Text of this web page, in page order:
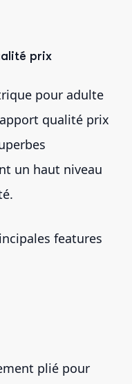
prix
pour adulte
qualité prix
un haut niveau
features
plié pour